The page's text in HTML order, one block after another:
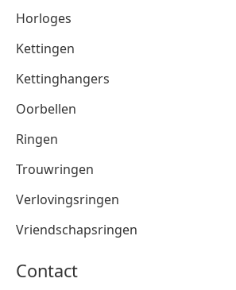
Horloges
Kettingen
Kettinghangers
Oorbellen
Ringen
Trouwringen
Verlovingsringen
Vriendschapsringen
Contact